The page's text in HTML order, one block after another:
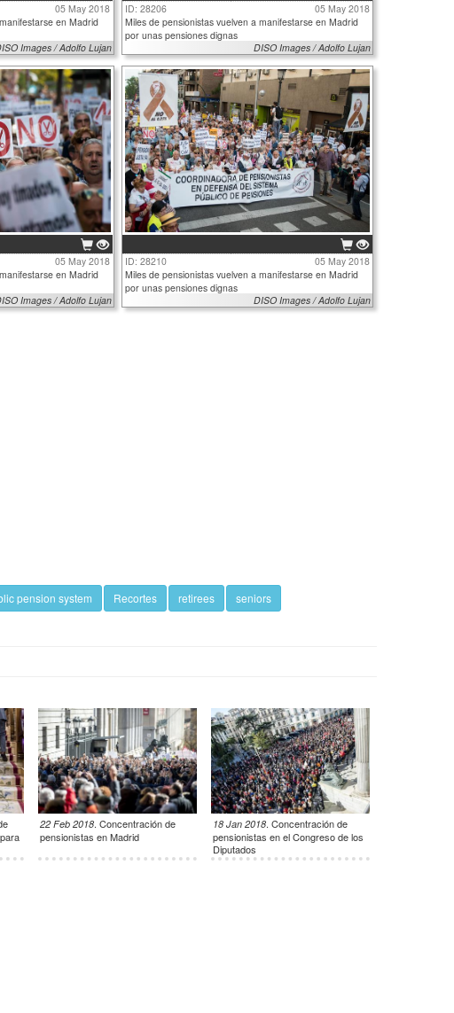
05 May 2018
en Madrid
Images / Adolfo Lujan
ID: 28206
05 May 2018
Miles de pensionistas vuelven a manifestarse en Madrid
por unas pensiones dignas
DISO Images / Adolfo Lujan
05 May 2018
en Madrid
Images / Adolfo Lujan
ID: 28210
05 May 2018
Miles de pensionistas vuelven a manifestarse en Madrid
por unas pensiones dignas
DISO Images / Adolfo Lujan
pension system Recortes retirees
seniors
22 Feb 2018. Concentración de
pensionistas en Madrid
18 Jan 2018. Concentración de
pensionistas en el Congreso de los
Diputados